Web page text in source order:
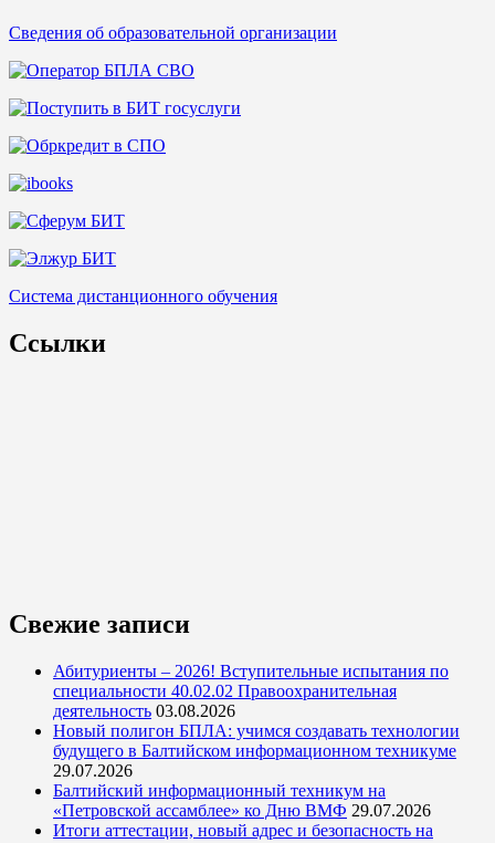
Сведения об образовательной организации
Система дистанционного обучения
Ссылки
Свежие записи
Абитуриенты – 2026! Вступительные испытания по
специальности 40.02.02 Правоохранительная
деятельность 03.08.2026
Новый полигон БПЛА: учимся создавать технологии
будущего в Балтийском информационном техникуме
29.07.2026
Балтийский информационный техникум на
«Петровской ассамблее» ко Дню ВМФ 29.07.2026
Итоги аттестации, новый адрес и безопасность на